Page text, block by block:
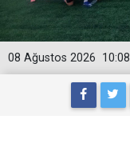
10:08
08 Ağustos 2026